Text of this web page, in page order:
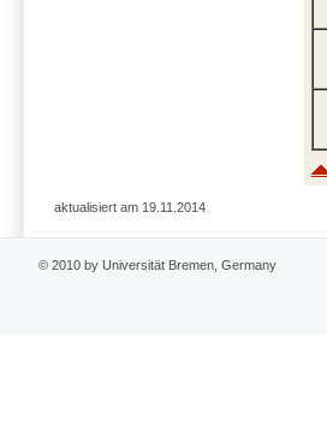
aktualisiert am 19.11.2014
© 2010 by Universität Bremen, Germany